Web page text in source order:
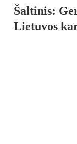
Šaltinis:
Lietuvos